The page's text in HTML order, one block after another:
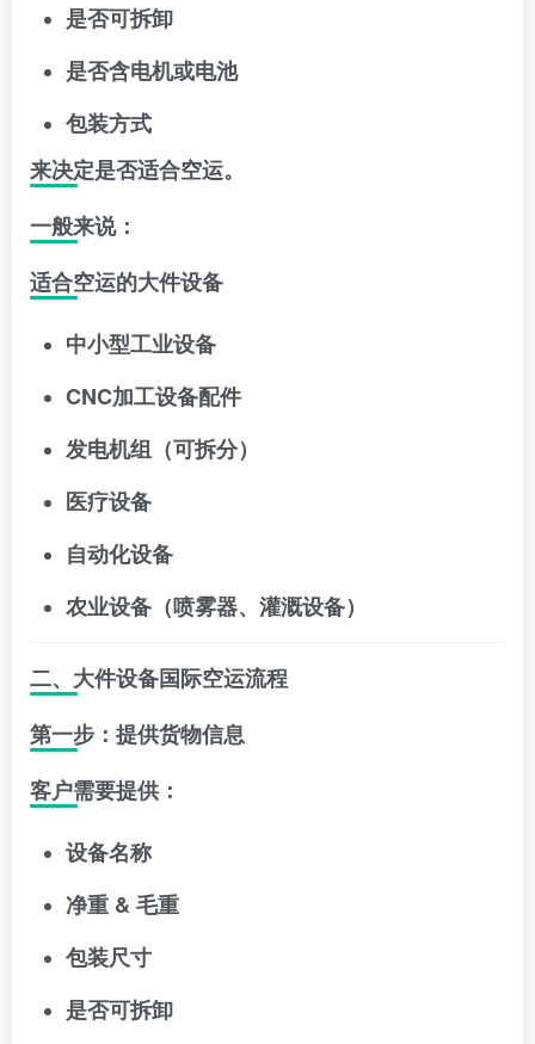
是否可拆卸
是否含电机或电池
包装方式
来决定是否适合空运。
一般来说：
适合空运的大件设备
中小型工业设备
CNC加工设备配件
发电机组（可拆分）
医疗设备
自动化设备
农业设备（喷雾器、灌溉设备）
二、大件设备国际空运流程
第一步：提供货物信息
客户需要提供：
设备名称
净重 & 毛重
包装尺寸
是否可拆卸